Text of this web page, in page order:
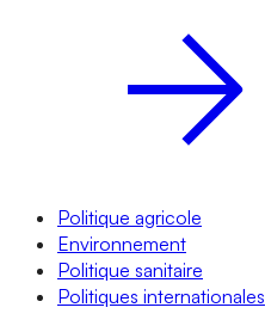
Politique agricole
Environnement
Politique sanitaire
Politiques internationales